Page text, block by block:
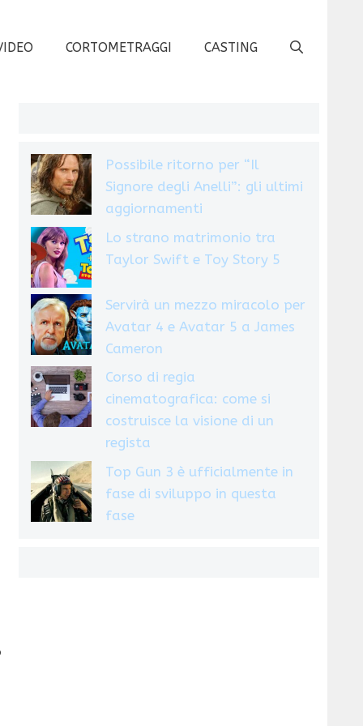
CORTOMETRAGGI CASTING
Possibile ritorno per “Il
Signore degli Anelli”: gli ultimi
aggiornamenti
Lo strano matrimonio tra
Taylor Swift e Toy Story 5
Servirà un mezzo miracolo per
Avatar 4 e Avatar 5 a James
Cameron
Corso di regia
cinematografica: come si
costruisce la visione di un
regista
Top Gun 3 è ufficialmente in
fase di sviluppo in questa
fase